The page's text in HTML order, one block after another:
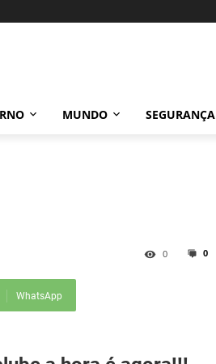
MUNDO SEGURANÇA
0
0
WhatsApp